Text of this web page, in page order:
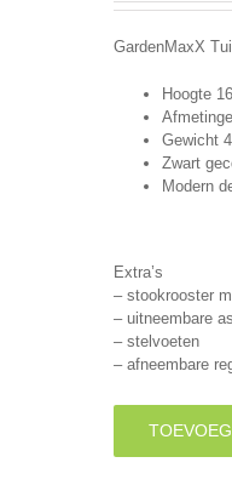
GardenMaxX
Hoogte
Gewicht
Zwart
Modern
Extra’s
– stookrooster
– uitneembare
– stelvoeten
– afneembare